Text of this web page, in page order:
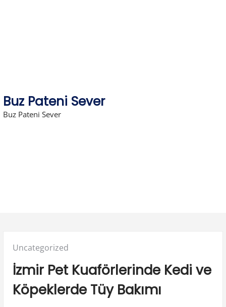
Buz Pateni Sever
Buz Pateni Sever
Posted
in:
Uncategorized
İzmir Pet Kuaförlerinde Kedi ve
Köpeklerde Tüy Bakımı